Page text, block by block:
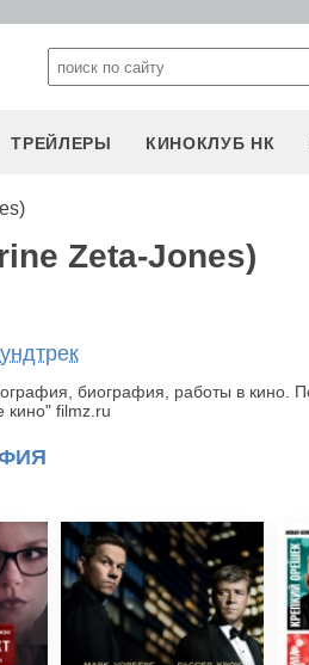
ТРЕЙЛЕРЫ КИНОКЛУБ НК
Zeta-Jones)
биография, работы в кино.
кино" filmz.ru